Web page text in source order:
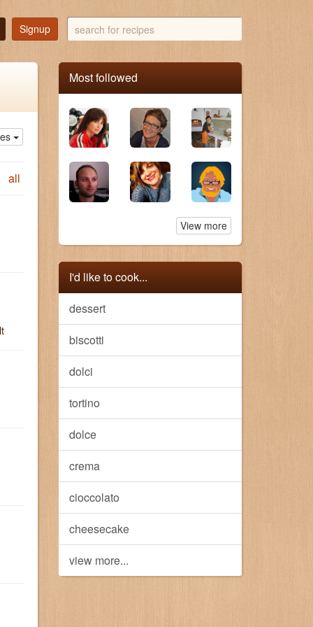
Signup
search
for
recipes
all
Most followed
View more
I'd like to cook...
dessert
biscotti
dolci
tortino
dolce
crema
cioccolato
cheesecake
view more...